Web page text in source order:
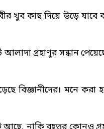
খুব কাছ দিয়ে উড়ে যাবে
গ্রহাণুর সন্ধান
বিজ্ঞানীদের। মনে করা